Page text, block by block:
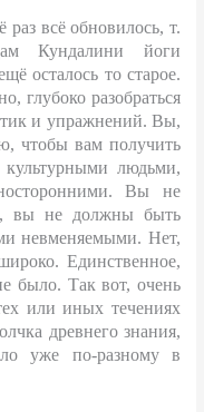
всё обновилось, т.
Кундалини йоги
осталось то старое.
глубоко разобраться
и упражнений. Вы,
чтобы вам получить
людьми,
Вы не
вы не должны быть
невменяемыми. Нет,
Единственное,
было. Так вот, очень
или иных течениях
древнего знания,
уже по-разному в